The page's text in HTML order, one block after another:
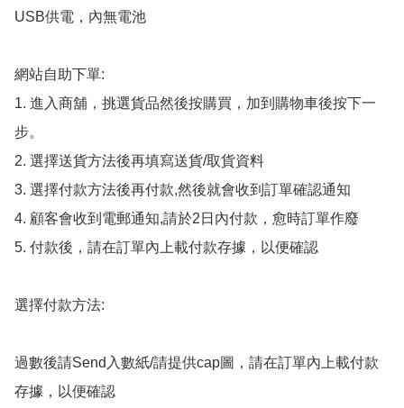
USB供電，內無電池
網站自助下單:
1. 進入商舖，挑選貨品然後按購買，加到購物車後按下一
步。
2. 選擇送貨方法後再填寫送貨/取貨資料
3. 選擇付款方法後再付款,然後就會收到訂單確認通知
4. 顧客會收到電郵通知,請於2日內付款，愈時訂單作廢
5. 付款後，請在訂單內上載付款存據，以便確認
選擇付款方法:
過數後請Send入數紙/請提供cap圖，請在訂單內上載付款
存據，以便確認